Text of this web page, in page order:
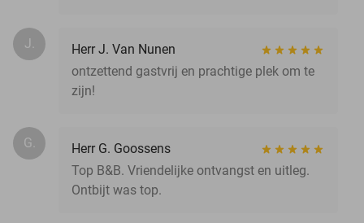
J.
Herr J. Van Nunen
ontzettend gastvrij en prachtige plek om te
zijn!
G.
Herr G. Goossens
Top B&B. Vriendelijke ontvangst en uitleg.
Ontbijt was top.